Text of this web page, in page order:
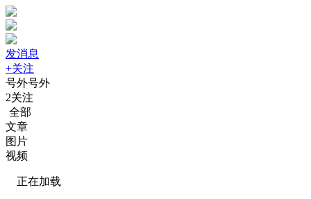
发消息
+关注
号外号外
2关注
全部
文章
图片
视频
正在加载